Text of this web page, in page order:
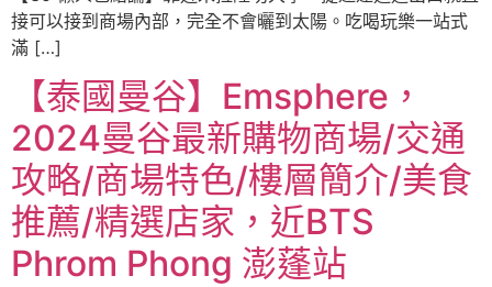
接可以接到商場內部，完全不會曬到太陽。吃喝玩樂一站式
滿 […]
【泰國曼谷】Emsphere，
2024曼谷最新購物商場/交通
攻略/商場特色/樓層簡介/美食
推薦/精選店家，近BTS
Phrom Phong 澎蓬站